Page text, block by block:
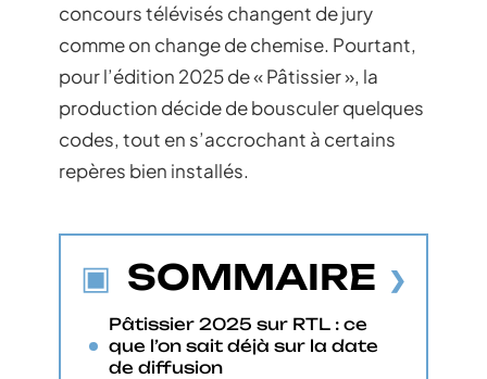
concours télévisés changent de jury
comme on change de chemise. Pourtant,
pour l’édition 2025 de « Pâtissier », la
production décide de bousculer quelques
codes, tout en s’accrochant à certains
repères bien installés.
SOMMAIRE
Pâtissier 2025 sur RTL : ce
que l’on sait déjà sur la date
de diffusion